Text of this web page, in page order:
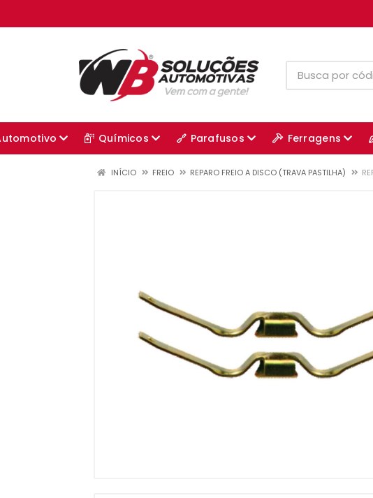
Químicos Parafusos Ferragens
INÍCIO FREIO REPARO FREIO A DISCO (TRAVA PASTILHA)